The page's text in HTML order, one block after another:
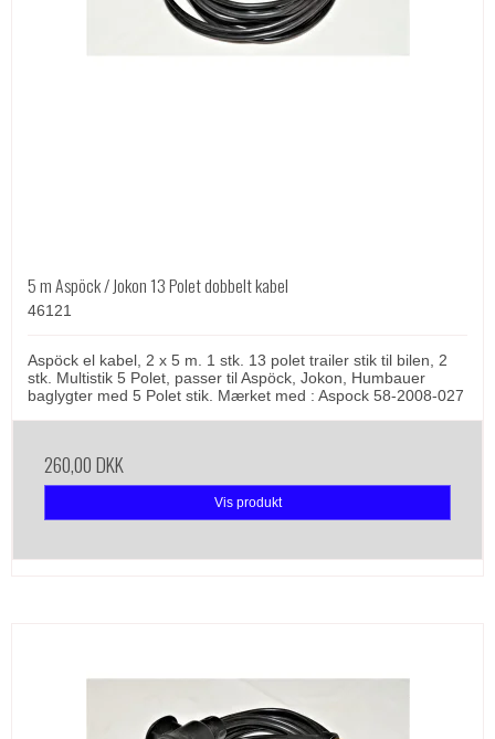
5 m Aspöck / Jokon 13 Polet dobbelt kabel
46121
Aspöck el kabel, 2 x 5 m. 1 stk. 13 polet trailer stik til bilen, 2
stk. Multistik 5 Polet, passer til Aspöck, Jokon, Humbauer
baglygter med 5 Polet stik. Mærket med : Aspock 58-2008-027
260,00 DKK
Vis produkt